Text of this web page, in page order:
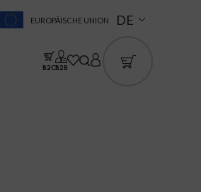
B2CB2B
EUROPÄISCHE UNION DE